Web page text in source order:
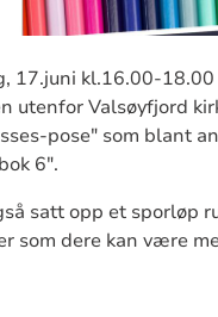
17.juni kl.16.00-
utenfor Valsøyfjord
pose" som blant
6".
satt opp et sporløp
som dere kan være